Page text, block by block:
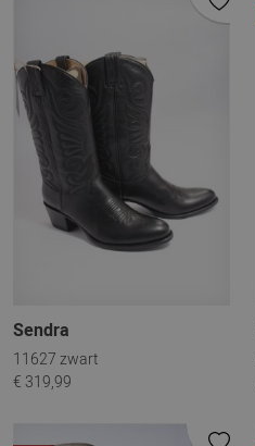
Sendra
11627 zwart
€ 319,99